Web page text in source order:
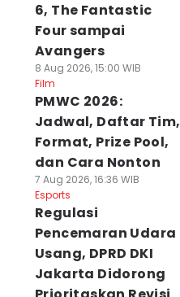
6, The Fantastic
Four sampai
Avangers
8 Aug 2026, 15:00 WIB
Film
PMWC 2026:
Jadwal, Daftar Tim,
Format, Prize Pool,
dan Cara Nonton
7 Aug 2026, 16:36 WIB
Esports
Regulasi
Pencemaran Udara
Usang, DPRD DKI
Jakarta Didorong